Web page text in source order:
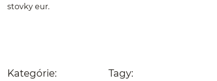
stovky eur.
Kategórie: Tagy: